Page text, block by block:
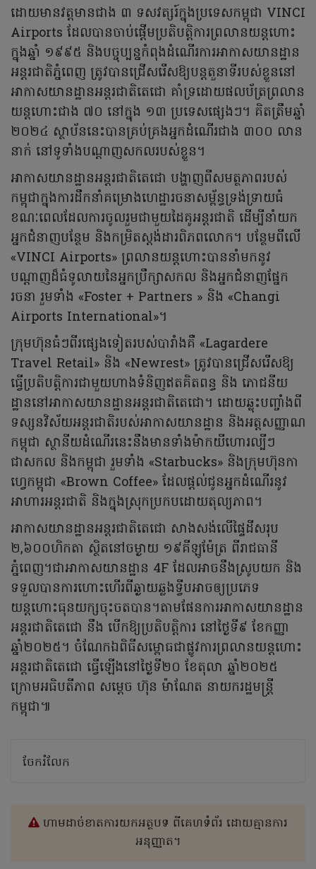
ដោយមានវត្តមានជាង ៣ ទសវត្សរ៍ក្នុងប្រទេសកម្ពុជា VINCI
Airports ដែលបានចាប់ផ្តើមប្រតិបត្តិការព្រលានយន្តហោះ
ក្នុងឆ្នាំ ១៩៩៥ និងបច្ចុប្បន្នកំពុងដំណើរការអាកាសយានដ្ឋាន
អន្តរជាតិភ្នំពេញ ត្រូវបានជ្រើសរើសឱ្យបន្តតួនាទីរបស់ខ្លួននៅ
អាកាសយានដ្ឋានអន្តរជាតិតេជោ គាំទ្រដោយផលប័ត្រព្រលាន
យន្តហោះជាង ៧០ នៅក្នុង ១៣ ប្រទេសផ្សេងៗ។ គិតត្រឹមឆ្នាំ
២០២៤ ស្ថាប័ននេះបានគ្រប់គ្រងអ្នកដំណើរជាង ៣០០ លាន
នាក់ នៅទូទាំងបណ្តាញសកលរបស់ខ្លួន។
អាកាសយានដ្ឋានអន្តរជាតិតេជោ បង្ហាញពីសមត្ថភាពរបស់
កម្ពុជាក្នុងការដឹកនាំគម្រោងហេដ្ឋារចនាសម្ព័ន្ធទ្រង់ទ្រាយធំ
ខណៈពេលដែលការចូលរួមជាមួយដៃគូអន្តរជាតិ ដើម្បីនាំយក
អ្នកជំនាញបន្ថែម និងកម្រិតស្តង់ដារពិភពលោក។ បន្ថែមពីលើ
«VINCI Airports» ព្រលានយន្តហោះបាននាំមកនូវ
បណ្តាញដ៏ធំទូលាយនៃអ្នកប្រឹក្សាសកល និងអ្នកជំនាញផ្នែក
រចនា រួមទាំង «Foster + Partners » និង «Changi
Airports International»។
ក្រុមហ៊ុនធំៗពីរផ្សេងទៀតរបស់បារាំងគឺ «Lagardere
Travel Retail» និង «Newrest» ត្រូវបានជ្រើសរើសឱ្យ
ធ្វើប្រតិបត្តិការជាមួយហាងទំនិញឥតគិតពន្ធ និង ភោជនីយ
ដ្ឋាននៅអាកាសយានដ្ឋានអន្តរជាតិតេជោ។ ដោយឆ្លុះបញ្ចាំងពី
ទស្សនវិស័យអន្តរជាតិរបស់អាកាសយានដ្ឋាន និងអត្តសញ្ញាណ
កម្ពុជា ស្ថានីយដំណើរនេះនឹងមានទាំងម៉ាកយីហោរល្បីៗ
ជាសកល និងកម្ពុជា រួមទាំង «Starbucks» និងក្រុមហ៊ុនកា
ហ្វេកម្ពុជា «Brown Coffee» ដែលផ្តល់ជូនអ្នកដំណើរនូវ
អាហារអន្តរជាតិ និងក្នុងស្រុកប្រកបដោយតុល្យភាព។
អាកាសយានដ្ឋានអន្តរជាតិតេជោ សាងសង់លើផ្ទៃដីសរុប
២,៦០០ហិកតា ស្ថិតនៅចម្ងាយ ១៩គីឡូម៉ែត្រ ពីរាជធានី
ភ្នំពេញ។ជាអាកាសយានដ្ឋាន 4F ដែលអាចនឹងស្រូបយក និង
ទទួលបានការហោះហើរពីឆ្ងាយឆ្លងទ្វីបអាចឲ្យប្រភេទ
យន្តហោះធុនយក្សចុះចតបាន។តាមផែនការអាកាសយានដ្ឋាន
អន្តរជាតិតេជោ នឹង បើកឱ្យប្រតិបត្តិការ នៅថ្ងៃទី៩ ខែកញ្ញា
ឆ្នាំ២០២៥។ ចំណែកឯពិធីសម្ពោធជាផ្លូវការព្រលានយន្តហោះ
អន្តរជាតិតេជោ ធ្វើឡើងនៅថ្ងៃទី២០ ខែតុលា ឆ្នាំ២០២៥
ក្រោមអធិបតីភាព សម្ដេច ហ៊ុន ម៉ាណែត នាយករដ្ឋមន្ដ្រី
កម្ពុជា៕
ចែករំលែក
ហាមដាច់ខាតការយកអត្ថបទ ពីគេហទំព័រ ដោយគ្មានការ
អនុញ្ញាត។